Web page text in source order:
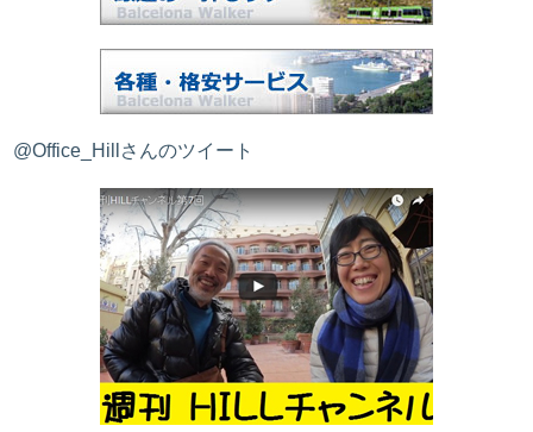
@Office_Hillさんのツイート